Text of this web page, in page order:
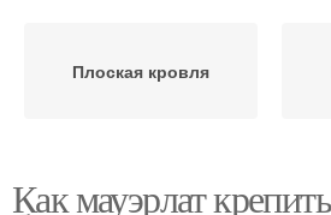
Плоская кровля
Как мауэрлат